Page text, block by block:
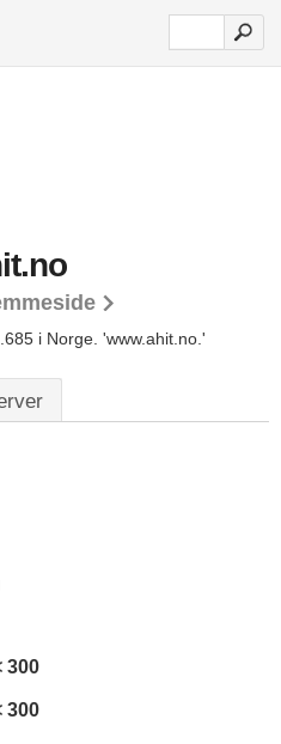
i Norge. 'www.ahit.no.'
300
300